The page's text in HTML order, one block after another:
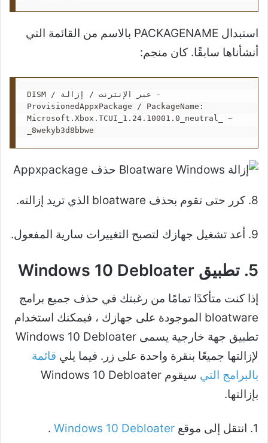
استبدال PACKAGENAME بالاسم من القائمة التي
أنشأناها سابقًا. كان منجم:
DISM / عبر الإنترنت / إزالة -
ProvisionedAppxPackage / PackageName:
Microsoft.Xbox.TCUI_1.24.10001.0_neutral_ ~
_8wekyb3d8bbwe
8. كرر حتى تقوم بحذف bloatware الذي تريد إزالته.
9. أعد تشغيل جهازك لتصبح التغييرات سارية المفعول.
5. تطبيق Windows 10 Debloater
إذا كنت متأكدًا تمامًا من رغبتك في حذف جميع برامج
bloatware الموجودة على جهازك ، فيمكنك استخدام
تطبيق جهة خارجية يسمى Windows 10 Debloater
لإزالتها جميعًا بنقرة واحدة على زر. فيما يلي قائمة
بالبرامج التي
سيقوم Windows 10 Debloater
بإزالتها.
1. انتقل إلى موقع Windows 10 Debloater
.